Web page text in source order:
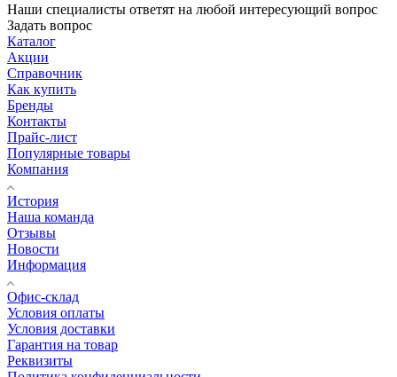
Наши специалисты ответят на любой интересующий вопрос
Задать вопрос
Каталог
Акции
Справочник
Как купить
Бренды
Контакты
Прайс-лист
Популярные товары
Компания
История
Наша команда
Отзывы
Новости
Информация
Офис-склад
Условия оплаты
Условия доставки
Гарантия на товар
Реквизиты